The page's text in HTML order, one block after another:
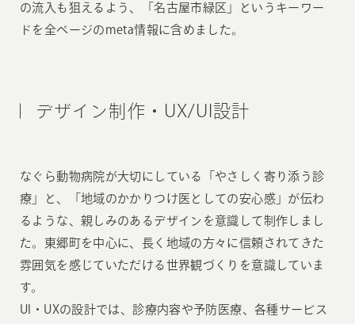
の流入も狙えるよう、「名古屋市緑区」というキーワー
ドを全ページのmeta情報に含めました。
デザイン制作・UX/UI設計
なぐら動物病院が大切にしている「やさしく寄り添う診
療」と、「地域のかかりつけ医としての安心感」が伝わ
るような、親しみのあるデザインを意識して制作しまし
た。東郷町を中心に、長く地域の方々に信頼されてきた
雰囲気を感じていただける世界観づくりを意識していま
す。
UI・UXの設計では、診療内容や予防医療、各種サービス